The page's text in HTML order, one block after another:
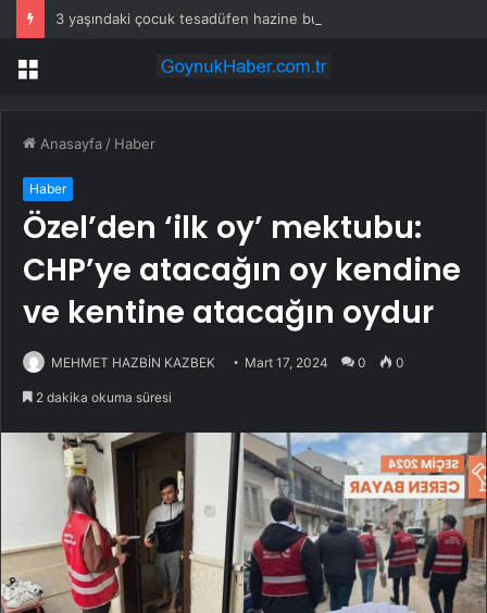
3 yaşındaki çocuk tesadüfen hazine buldu
Menü
Anasayfa / Haber
Haber
Özel’den ‘ilk oy’ mektubu:
CHP’ye atacağın oy kendine
ve kentine atacağın oydur
MEHMET HAZBİN KAZBEK Mart 17, 2024 0 0
2 dakika okuma süresi